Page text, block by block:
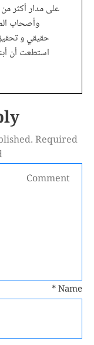
وأصحاب
حقيقي و تحقيق
استطعت أن
Required
Name
*